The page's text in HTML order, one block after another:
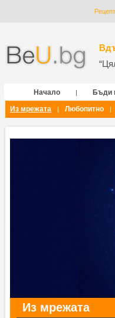
Начало | Бъди
Из мрежата
| Любопитно |
Из мрежата